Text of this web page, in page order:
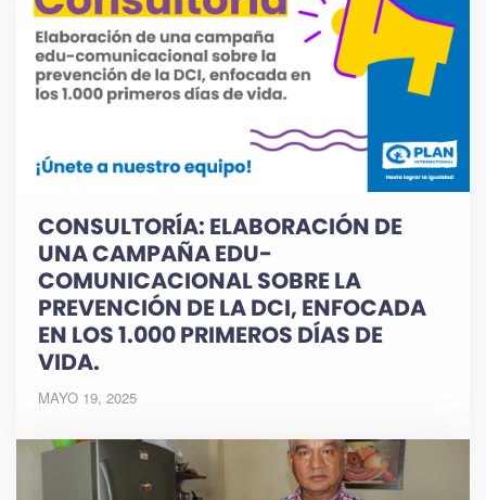
CONSULTORÍA: ELABORACIÓN DE
UNA CAMPAÑA EDU-
COMUNICACIONAL SOBRE LA
PREVENCIÓN DE LA DCI, ENFOCADA
EN LOS 1.000 PRIMEROS DÍAS DE
VIDA.
MAYO 19, 2025